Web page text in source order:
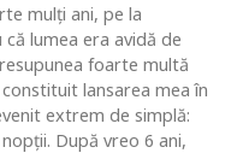
mulţi ani, pe la
lumea era avidă de
foarte multă
lansarea mea în
extrem de simplă:
După vreo 6 ani,